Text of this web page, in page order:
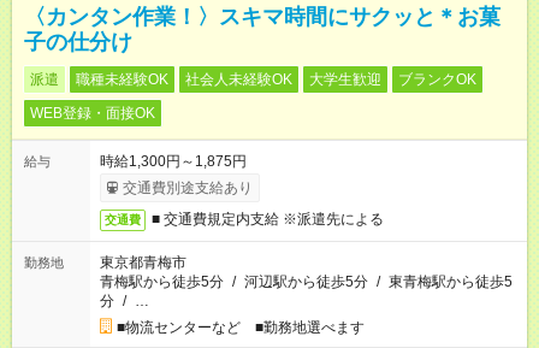
〈カンタン作業！〉スキマ時間にサクッと＊お菓
子の仕分け
派遣 職種未経験OK 社会人未経験OK 大学生歓迎
ブランクOK
WEB登録・面接OK
給与
時給1,300円～1,875円
交通費別途支給あり
交通費 ■ 交通費規定内支給 ※派遣先による
勤務地
東京都青梅市
青梅駅から徒歩5分 / 河辺駅から徒歩5分 / 東青梅駅から徒歩5
分 / …
■物流センターなど ■勤務地選べます